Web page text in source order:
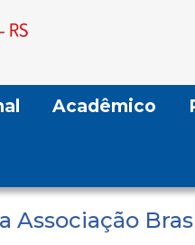
Acadêmico
Associação